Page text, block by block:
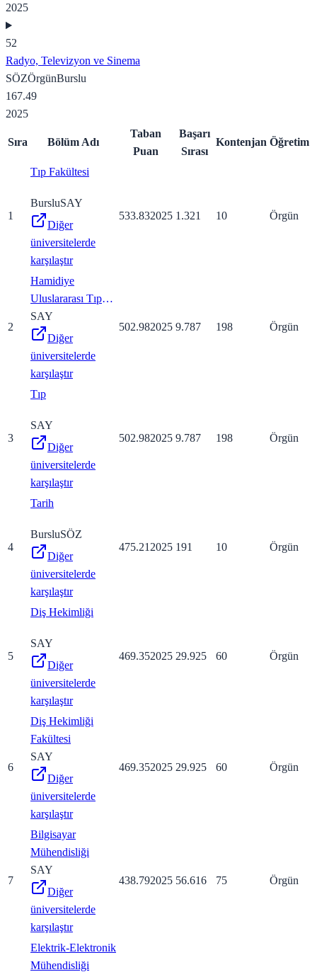
2025
52
Radyo, Televizyon ve Sinema
SÖZÖrgünBurslu
167.49
2025
Sıra Bölüm Adı
Taban
Puan
Başarı
Sırası
Kontenjan Öğretim
1
Tıp Fakültesi
BursluSAY
Diğer
üniversitelerde
karşılaştır
533.832025 1.321 10 Örgün
2
Hamidiye
Uluslararası Tıp
Fakültesi
SAY
Diğer
üniversitelerde
karşılaştır
502.982025 9.787 198 Örgün
3
Tıp
SAY
Diğer
üniversitelerde
karşılaştır
502.982025 9.787 198 Örgün
4
Tarih
BursluSÖZ
Diğer
üniversitelerde
karşılaştır
475.21 2025 191 10 Örgün
5
Diş Hekimliği
SAY
Diğer
üniversitelerde
karşılaştır
469.352025 29.925 60 Örgün
6
Diş Hekimliği
Fakültesi
SAY
Diğer
üniversitelerde
karşılaştır
469.352025 29.925 60 Örgün
7
Bilgisayar
Mühendisliği
SAY
Diğer
üniversitelerde
karşılaştır
438.792025 56.616 75 Örgün
Elektrik-Elektronik
Mühendisliği